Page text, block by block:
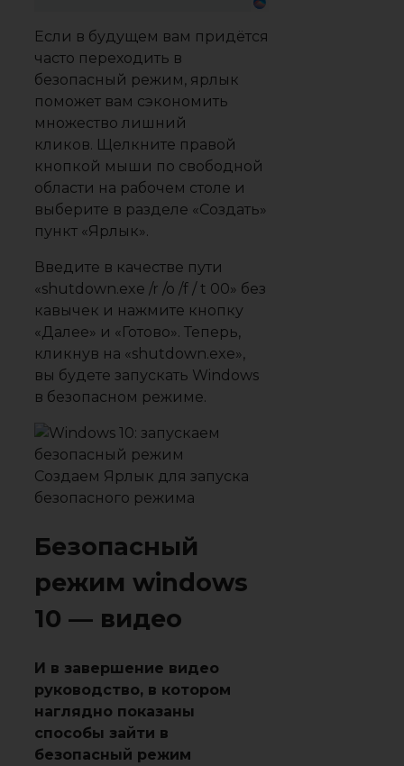
Если в будущем вам придётся
часто переходить в
безопасный режим, ярлык
поможет вам сэкономить
множество лишний
кликов. Щелкните правой
кнопкой мыши по свободной
области на рабочем столе и
выберите в разделе «Создать»
пункт «Ярлык».
Введите в качестве пути
«shutdown.exe /r /o /f / t 00» без
кавычек и нажмите кнопку
«Далее» и «Готово». Теперь,
кликнув на «shutdown.exe»,
вы будете запускать Windows
в безопасном режиме.
Создаем Ярлык для запуска
безопасного режима
Безопасный
режим windows
10 — видео
И в завершение видео
руководство, в котором
наглядно показаны
способы зайти в
безопасный режим